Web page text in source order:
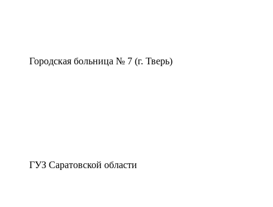
Городская больница № 7 (г. Тверь)
ГУЗ Саратовской области